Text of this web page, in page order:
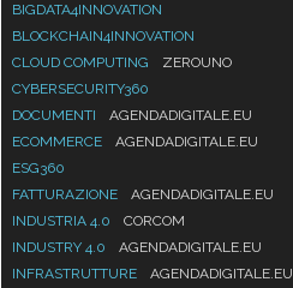
BIGDATA4INNOVATION
BLOCKCHAIN4INNOVATION
CLOUD COMPUTING
ZEROUNO
CYBERSECURITY360
DOCUMENTI
AGENDADIGITALE.EU
ECOMMERCE
AGENDADIGITALE.EU
ESG360
FATTURAZIONE
AGENDADIGITALE.EU
INDUSTRIA 4.0
CORCOM
INDUSTRY 4.0
AGENDADIGITALE.EU
INFRASTRUTTURE
AGENDADIGITALE.EU